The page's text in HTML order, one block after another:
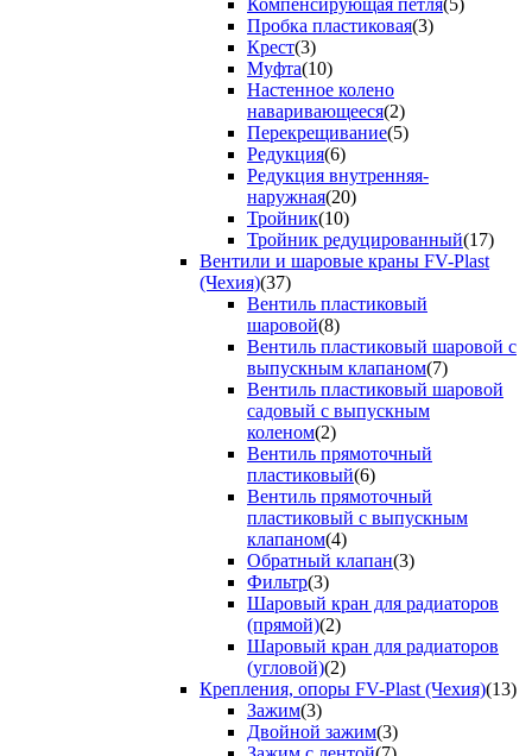
Компенсирующая петля(5)
Пробка пластиковая(3)
Крест(3)
Муфта(10)
Настенное колено
наваривающееся(2)
Перекрещивание(5)
Редукция(6)
Редукция внутренняя-
наружная(20)
Тройник(10)
Тройник редуцированный(17)
Вентили и шаровые краны FV-Plast
(Чехия)(37)
Вентиль пластиковый
шаровой(8)
Вентиль пластиковый шаровой с
выпускным клапаном(7)
Вентиль пластиковый шаровой
садовый с выпускным
коленом(2)
Вентиль прямоточный
пластиковый(6)
Вентиль прямоточный
пластиковый с выпускным
клапаном(4)
Обратный клапан(3)
Фильтр(3)
Шаровый кран для радиаторов
(прямой)(2)
Шаровый кран для радиаторов
(угловой)(2)
Крепления, опоры FV-Plast (Чехия)(13)
Зажим(3)
Двойной зажим(3)